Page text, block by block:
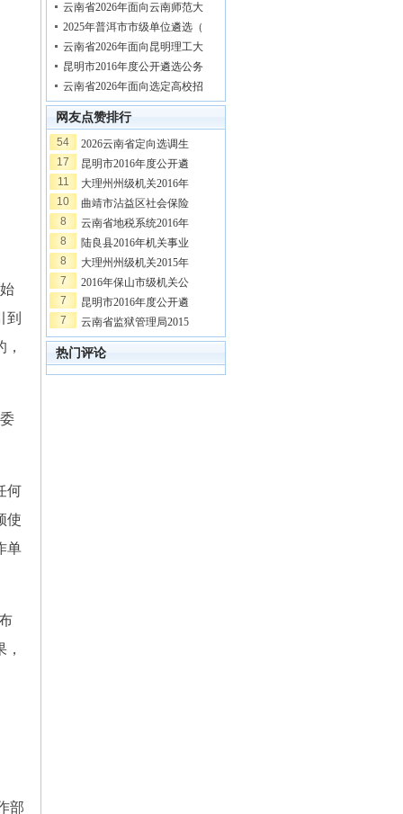
到
何
使
单
部
云南省2026年面向云南师范大
2025年普洱市市级单位遴选（
云南省2026年面向昆明理工大
昆明市2016年度公开遴选公务
云南省2026年面向选定高校招
网友点赞排行
54
2026云南省定向选调生
17
昆明市2016年度公开遴
11
大理州州级机关2016年
10
曲靖市沾益区社会保险
8
云南省地税系统2016年
8
陆良县2016年机关事业
8
大理州州级机关2015年
7
2016年保山市级机关公
7
昆明市2016年度公开遴
7
云南省监狱管理局2015
热门评论